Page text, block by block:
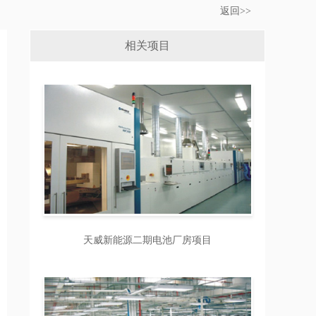
返回>>
相关项目
天威新能源二期电池厂房项目